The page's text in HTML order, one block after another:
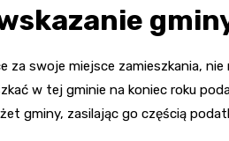
za swoje miejsce zamieszkania,
w tej gminie na koniec roku
gminy, zasilając go częścią